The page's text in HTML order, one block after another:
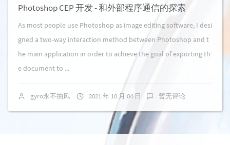
Photoshop CEP 开发 - 和外部程序通信的探索
As most people use Photoshop as image editing software, I desi
gned a two-way interaction method between Photoshop and t
he main application in order to achieve the goal of exporting th
e document to ...
gyro永不抽风 2021 年 10 月 04 日 暂无评论